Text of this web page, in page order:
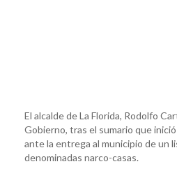
El alcalde de La Florida, Rodolfo
Gobierno, tras el sumario que
ante la entrega al municipio de un
denominadas narco-casas.